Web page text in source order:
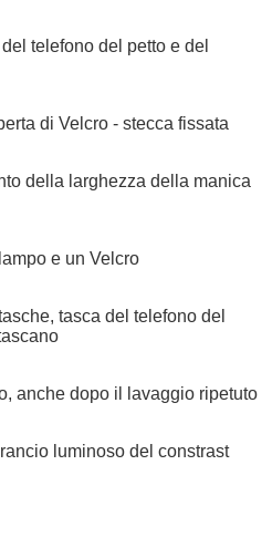
telefono del petto e del
di Velcro - stecca fissata
della larghezza della manica
e un Velcro
tasca del telefono del
anche dopo il lavaggio ripetuto
luminoso del constrast